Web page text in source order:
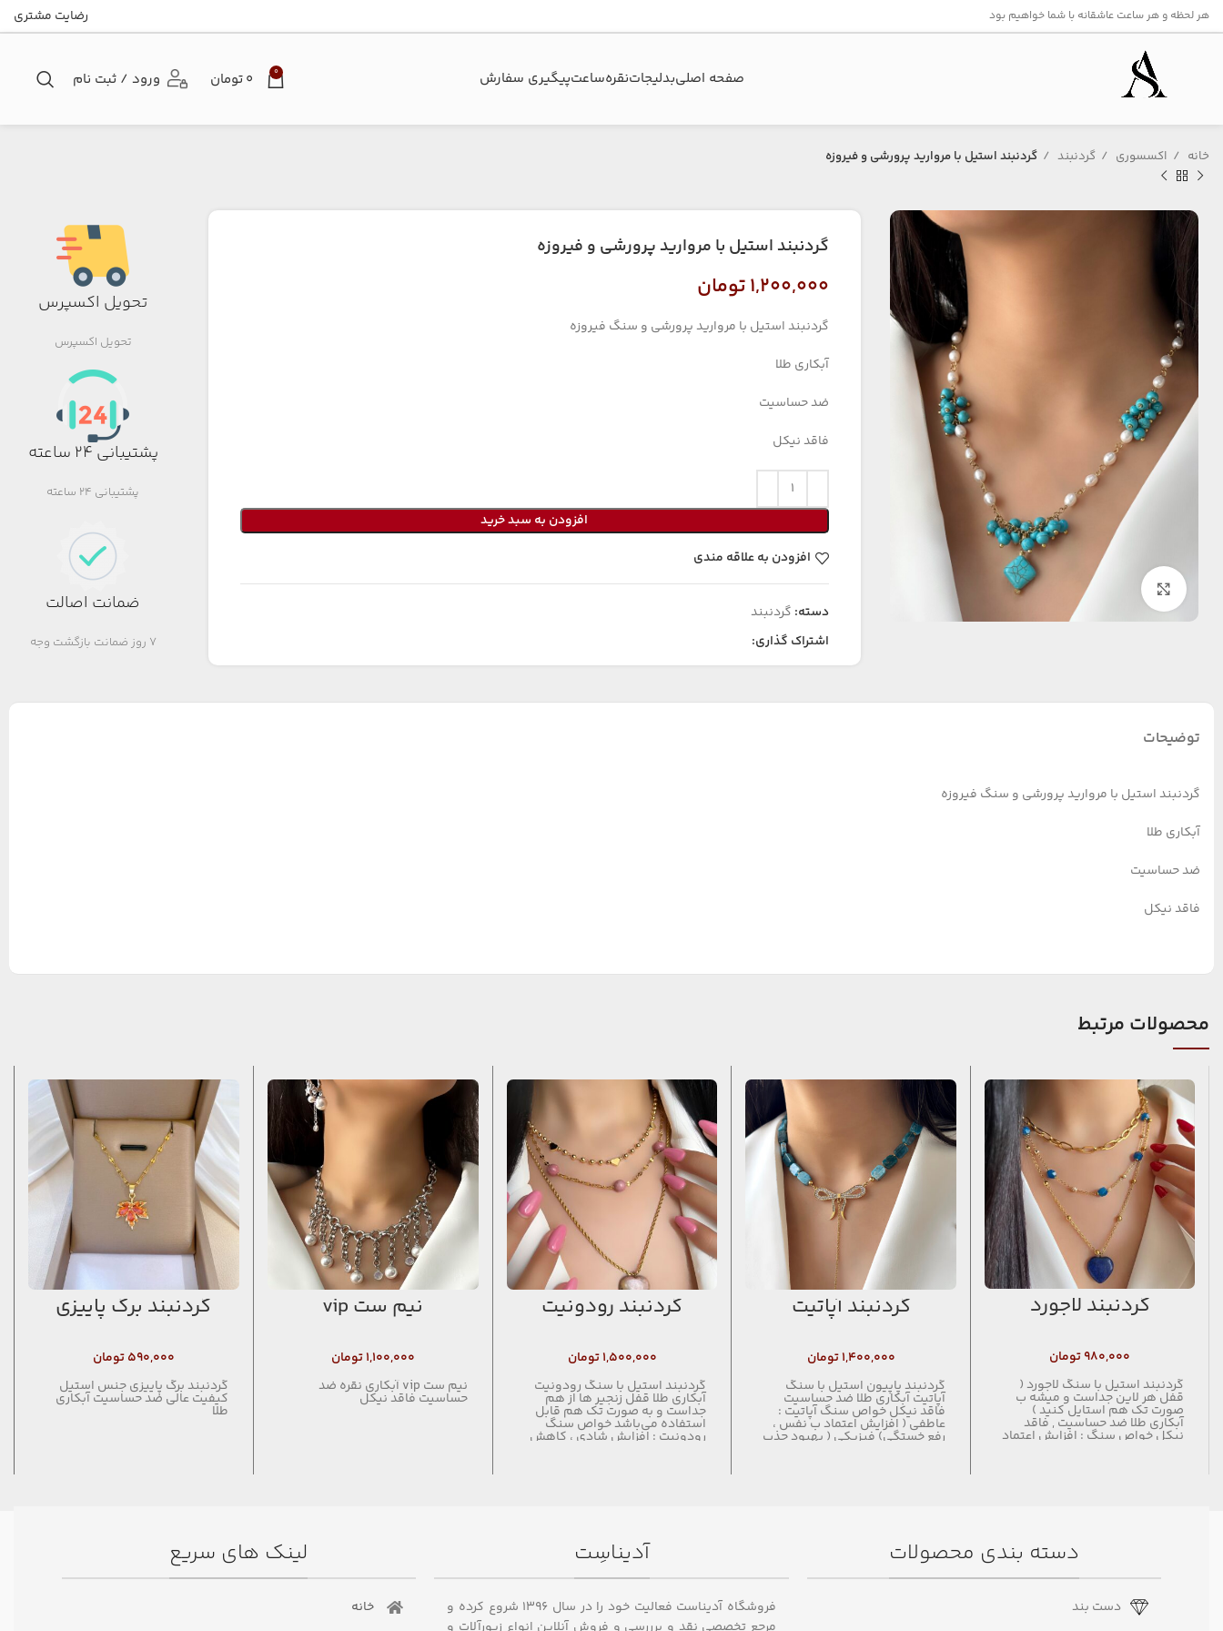
هر لحظه و هر ساعت عاشقانه با شما خواهیم بود رضایت مشتری
صفحه اصلیبدلیجاتنقرهساعتپیگیری سفارش‌ 0 ۰تومان ورود / ثبت نام
خانه اکسسوری گردنبند گردنبند استیل با مروارید پرورشی و فیروزه
بزرگنمایی تصویر
گردنبند استیل با مروارید پرورشی و فیروزه
۱,۲۰۰,۰۰۰تومان
گردنبند استیل با مروارید پرورشی و سنگ فیروزه
آبکاری طلا
ضد حساسیت
فاقد نیکل
افزودن به سبد خرید
افزودن به علاقه مندی
دسته: گردنبند
اشتراک گذاری:
تحویل اکسپرس
تحویل اکسپرس
پشتیبانی 24 ساعته
پشتیبانی 24 ساعته
ضمانت اصالت
7 روز ضمانت بازگشت وجه
توضیحات
گردنبند استیل با مروارید پرورشی و سنگ فیروزه
آبکاری طلا
ضد حساسیت
فاقد نیکل
محصولات مرتبط
گردنبند لاجورد
۹۸۰,۰۰۰تومان
گردنبند استیل با سنگ لاجورد (
قفل هر لاین جداست و میشه ب
صورت تک هم استایل کنید )
آبکاری طلا ضد حساسیت , فاقد
نیکل خواص سنگ : افزایش اعتماد
گردنبند آپاتیت
۱,۴۰۰,۰۰۰تومان
گردنبند پاپیون استیل با سنگ
آپاتیت آبکاری طلا ضد حساسیت
فاقد نیکل خواص سنگ آپاتیت :
عاطفی ( افزایش اعتماد ب نفس ،
رفع خستگی) فیزیکی ( بهبود جذب
گردنبند رودونیت
۱,۵۰۰,۰۰۰ تومان
گردنبند استیل با سنگ رودونیت
آبکاری طلا قفل زنجیر ها از هم
جداست و به صورت تک هم قابل
استفاده می‌باشد خواص سنگ
رودونیت : افزایش شادی ، کاهش
نیم ست vip
۱,۱۰۰,۰۰۰تومان
نيم ست vip آبكاري نقره ضد
حساسيت فاقد نيكل
گردنبند برگ پاییزی
۵۹۰,۰۰۰تومان
گردنبند برگ پاییزی جنس استیل
کیفیت عالی ضد حساسیت آبکاری
طلا
دسته بندی محصولات
دست بند
آدیناسِت
فروشگاه آدیناست فعالیت خود را در سال ۱۳۹۶ شروع کرده و
لینک های سریع
خانه